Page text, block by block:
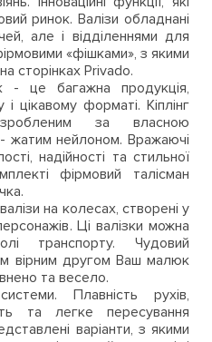
ринок. Валізи обладнані
але і відділеннями для
«фішками», з якими
сторінках Privado.
- це багажна продукція,
цікавому форматі. Кіплінг
за власною
жатим нейлоном. Вражаючі
надійності та стильної
фірмовий талісман
на колесах, створені у
Ці валізки можна
транспорту. Чудовий
вірним другом Ваш малюк
та весело.
Плавність рухів,
та легке пересування
варіанти, з якими